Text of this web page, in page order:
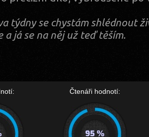
týdny se chystám shlédnout
a já se na něj už teď těším.
Čtenáři hodnotí: